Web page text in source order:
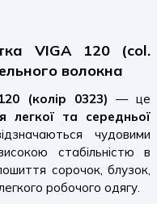
VIGA 120 (col.
волокна
(колір 0323) — це
легкої та середньої
чудовими
стабільністю в
сорочок, блузок,
робочого одягу.